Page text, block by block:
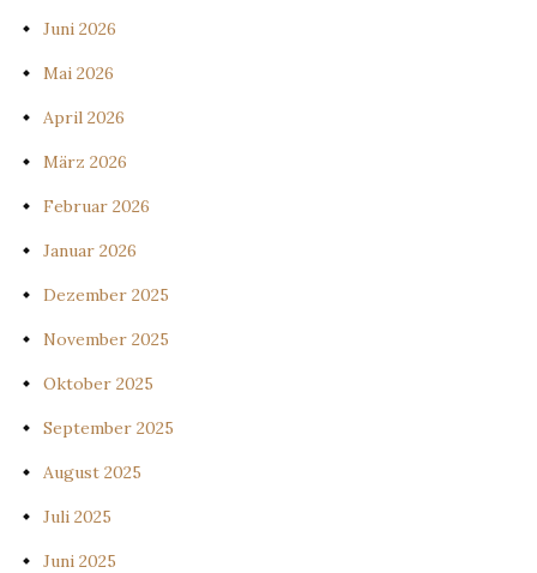
Juni 2026
Mai 2026
April 2026
März 2026
Februar 2026
Januar 2026
Dezember 2025
November 2025
Oktober 2025
September 2025
August 2025
Juli 2025
Juni 2025